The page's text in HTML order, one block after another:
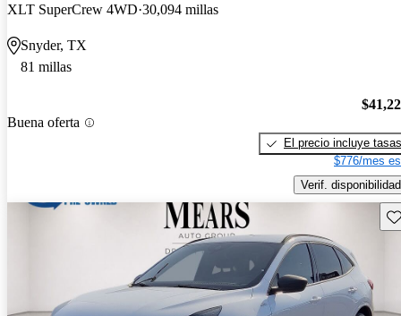
XLT SuperCrew 4WD 30,094 millas
Snyder, TX
81 millas
Buena oferta
El precio incluye tasas
$776/mes
Verif. disponibilidad